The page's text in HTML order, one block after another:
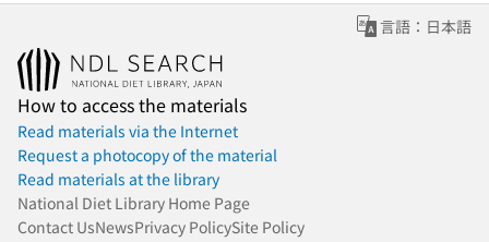
言語：日本語
How to access the materials
Read materials via the Internet
Request a photocopy of the material
Read materials at the library
National Diet Library Home Page
Contact UsNewsPrivacy PolicySite Policy